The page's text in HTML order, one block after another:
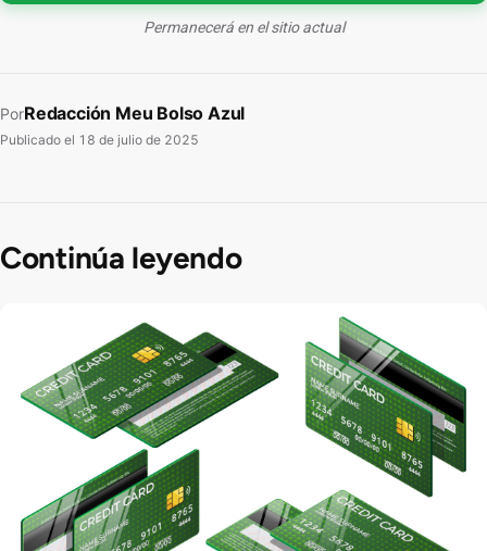
Permanecerá en el sitio actual
PorRedacción Meu Bolso Azul
Publicado el 18 de julio de 2025
Continúa leyendo